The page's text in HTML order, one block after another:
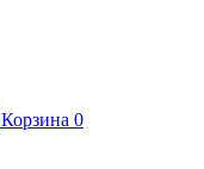
Корзина 0